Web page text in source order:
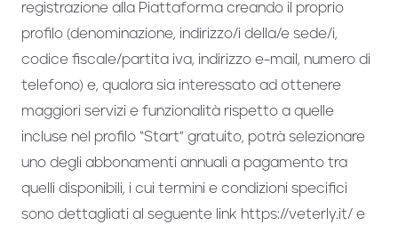
registrazione alla Piattaforma creando il proprio
profilo (denominazione, indirizzo/i della/e sede/i,
codice fiscale/partita iva, indirizzo e-mail, numero di
telefono) e, qualora sia interessato ad ottenere
maggiori servizi e funzionalità rispetto a quelle
incluse nel profilo “Start” gratuito, potrà selezionare
uno degli abbonamenti annuali a pagamento tra
quelli disponibili, i cui termini e condizioni specifici
sono dettagliati al seguente link https://veterly.it/ e